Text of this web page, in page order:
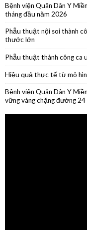
Phẫu thuật thành công ca
Hiệu quả thực tế từ mô
vững vàng chặng đường